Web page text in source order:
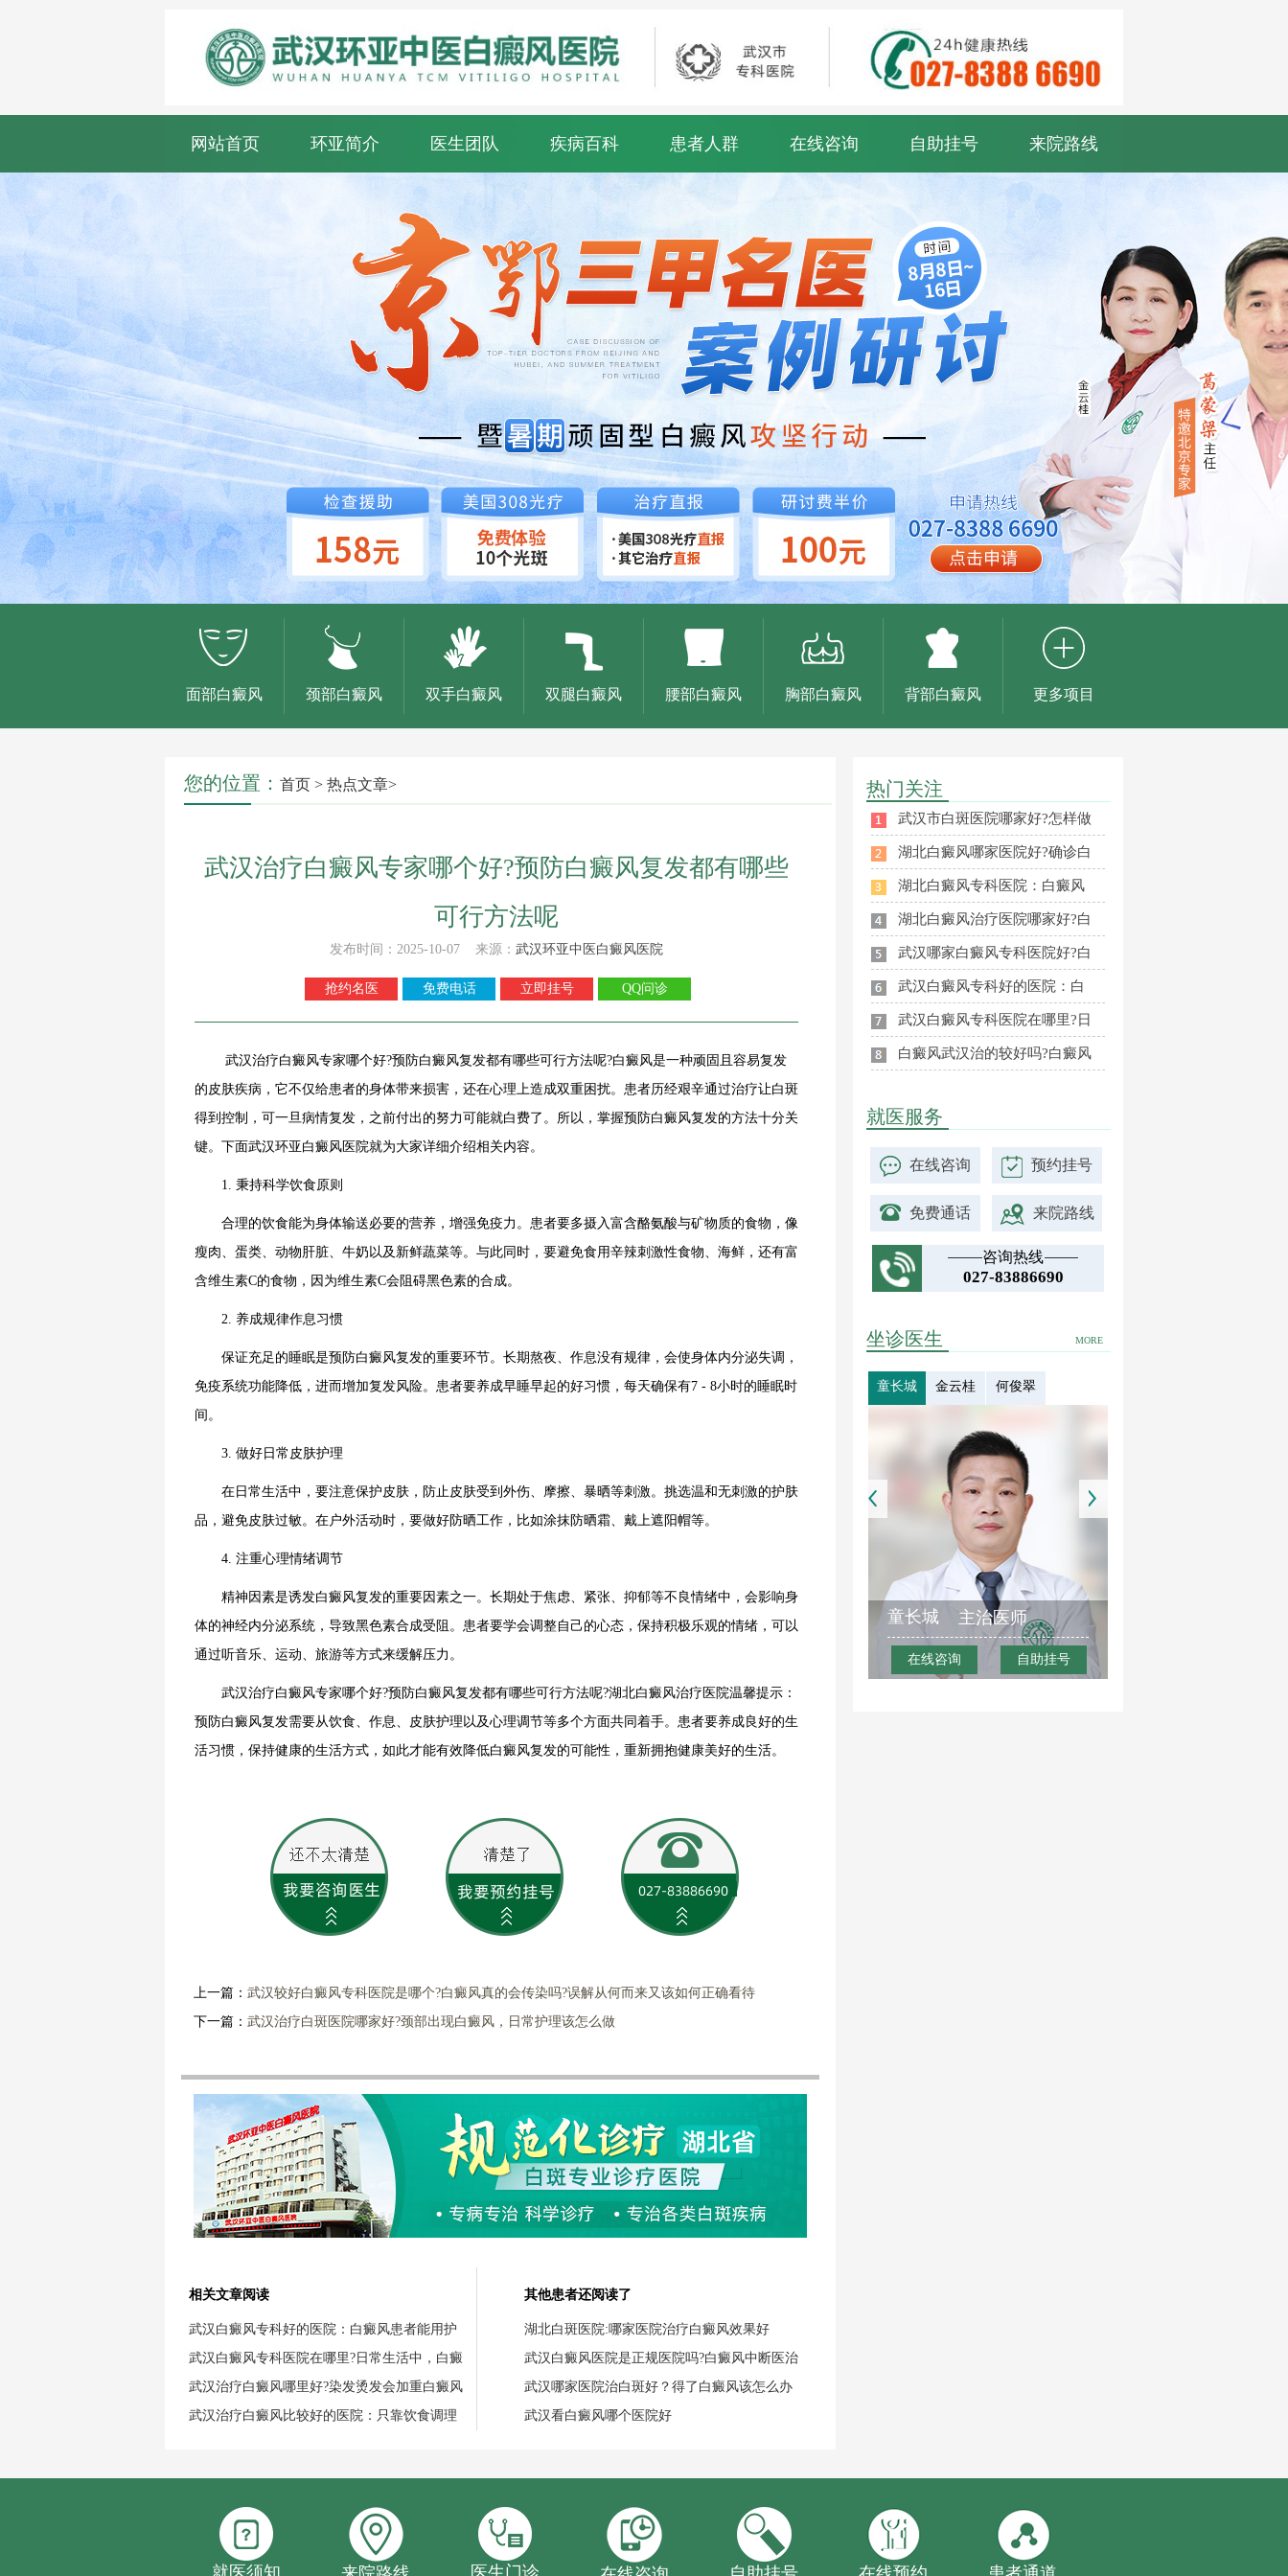
网站首页 环亚简介 医生团队 疾病百科 患者人群 在线咨询 自助挂号 来院路线
面部白癜风 颈部白癜风 双手白癜风 双腿白癜风 腰部白癜风 胸部白癜风 背部白癜风 更多项目
您的位置： 首页 > 热点文章>
武汉治疗白癜风专家哪个好?预防白癜风复发都有哪些
可行方法呢
发布时间：2025-10-07 来源： 武汉环亚中医白癜风医院
抢约名医 免费电话 立即挂号 QQ问诊
武汉治疗白癜风专家哪个好?预防白癜风复发都有哪些可行方法呢?白癜风是一种顽固且容易复发
的皮肤疾病，它不仅给患者的身体带来损害，还在心理上造成双重困扰。患者历经艰辛通过治疗让白斑
得到控制，可一旦病情复发，之前付出的努力可能就白费了。所以，掌握预防白癜风复发的方法十分关
键。下面武汉环亚白癜风医院就为大家详细介绍相关内容。
1. 秉持科学饮食原则
合理的饮食能为身体输送必要的营养，增强免疫力。患者要多摄入富含酪氨酸与矿物质的食物，像
瘦肉、蛋类、动物肝脏、牛奶以及新鲜蔬菜等。与此同时，要避免食用辛辣刺激性食物、海鲜，还有富
含维生素C的食物，因为维生素C会阻碍黑色素的合成。
2. 养成规律作息习惯
保证充足的睡眠是预防白癜风复发的重要环节。长期熬夜、作息没有规律，会使身体内分泌失调，
免疫系统功能降低，进而增加复发风险。患者要养成早睡早起的好习惯，每天确保有7 - 8小时的睡眠时
间。
3. 做好日常皮肤护理
在日常生活中，要注意保护皮肤，防止皮肤受到外伤、摩擦、暴晒等刺激。挑选温和无刺激的护肤
品，避免皮肤过敏。在户外活动时，要做好防晒工作，比如涂抹防晒霜、戴上遮阳帽等。
4. 注重心理情绪调节
精神因素是诱发白癜风复发的重要因素之一。长期处于焦虑、紧张、抑郁等不良情绪中，会影响身
体的神经内分泌系统，导致黑色素合成受阻。患者要学会调整自己的心态，保持积极乐观的情绪，可以
通过听音乐、运动、旅游等方式来缓解压力。
武汉治疗白癜风专家哪个好?预防白癜风复发都有哪些可行方法呢?湖北白癜风治疗医院温馨提示：
预防白癜风复发需要从饮食、作息、皮肤护理以及心理调节等多个方面共同着手。患者要养成良好的生
活习惯，保持健康的生活方式，如此才能有效降低白癜风复发的可能性，重新拥抱健康美好的生活。
上一篇： 武汉较好白癜风专科医院是哪个?白癜风真的会传染吗?误解从何而来又该如何正确看待
下一篇： 武汉治疗白斑医院哪家好?颈部出现白癜风，日常护理该怎么做
相关文章阅读
武汉白癜风专科好的医院：白癜风患者能用护
武汉白癜风专科医院在哪里?日常生活中，白癜
武汉治疗白癜风哪里好?染发烫发会加重白癜风
武汉治疗白癜风比较好的医院：只靠饮食调理
其他患者还阅读了
湖北白斑医院:哪家医院治疗白癜风效果好
武汉白癜风医院是正规医院吗?白癜风中断医治
武汉哪家医院治白斑好？得了白癜风该怎么办
武汉看白癜风哪个医院好
热门关注
武汉市白斑医院哪家好?怎样做
湖北白癜风哪家医院好?确诊白
湖北白癜风专科医院：白癜风
湖北白癜风治疗医院哪家好?白
武汉哪家白癜风专科医院好?白
武汉白癜风专科好的医院：白
武汉白癜风专科医院在哪里?日
白癜风武汉治的较好吗?白癜风
就医服务
在线咨询 预约挂号
免费通话 来院路线
咨询热线
027-83886690
MORE
坐诊医生
童长城 金云桂 何俊翠
童长城 主治医师
在线咨询 自助挂号
就医须知 医生门诊